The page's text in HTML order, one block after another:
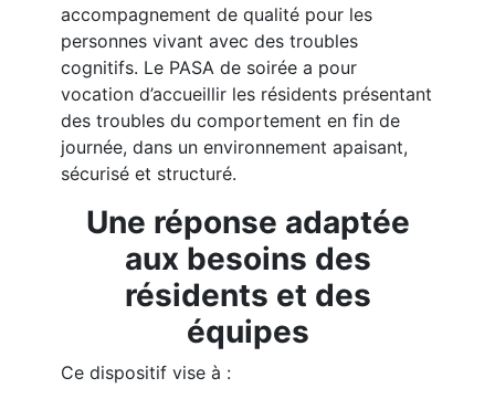
accompagnement de qualité pour les
personnes vivant avec des troubles
cognitifs. Le PASA de soirée a pour
vocation d’accueillir les résidents présentant
des troubles du comportement en fin de
journée, dans un environnement apaisant,
sécurisé et structuré.
Une réponse adaptée
aux besoins des
résidents et des
équipes
Ce dispositif vise à :